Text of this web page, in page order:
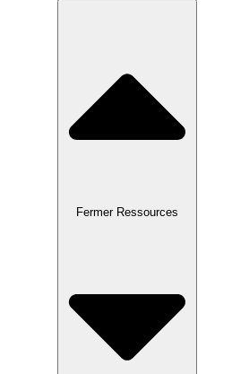
Fermer Ressources